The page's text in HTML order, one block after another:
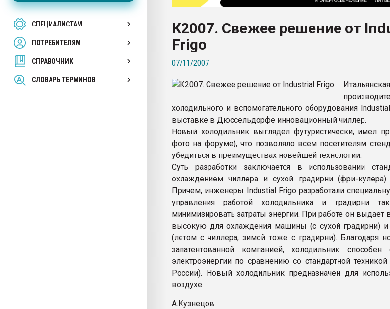
СПЕЦИАЛИСТАМ
ПОТРЕБИТЕЛЯМ
СПРАВОЧНИК
СЛОВАРЬ ТЕРМИНОВ
Продам отходы Композиция
поликарбоната и АБС-пластика
Armaloy PC/ABS-1IM черный цвет
К2007. Свежее решение от
Frigo
07/11/2007
холодильного и вспомогательного оборудования
выставке в Дюссельдорфе инновационный чиллер.
Новый холодильник выглядел футуристически, имел
фото на форуме), что позволяло всем посетителям
убедиться в преимуществах новейшей технологии.
Суть разработки заключается в использовании
охлаждением чиллера и сухой градирни (фри-
Причем, инженеры Industial Frigo разработали
управления работой холодильника и градирни
минимизировать затраты энергии. При работе он выдает
высокую для охлаждения машины (с сухой градирни)
(летом с чиллера, зимой тоже с градирни). Благодаря
запатентованной компанией, холодильник
электроэнергии по сравнению со стандартной
России). Новый холодильник предназначен для
воздухе.
А.Кузнецов